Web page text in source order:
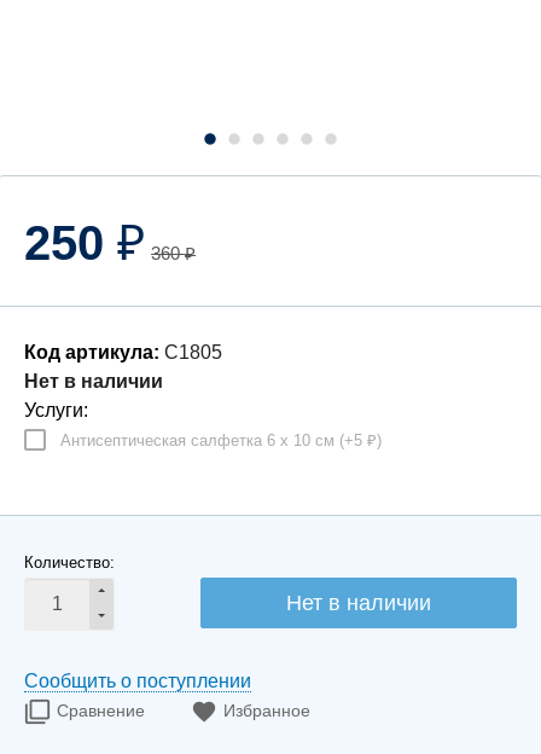
250 ₽ 360₽
Код артикула: C1805
Нет в наличии
Услуги:
Антисептическая салфетка 6 х 10 см (+5 ₽)
Количество:
Нет в наличии
Сообщить о поступлении
Сравнение Избранное